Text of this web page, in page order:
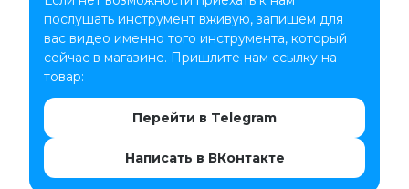
послушать инструмент вживую, запишем для
вас видео именно того инструмента, который
сейчас в магазине. Пришлите нам ссылку на
товар:
Перейти в Telegram
Написать в ВКонтакте